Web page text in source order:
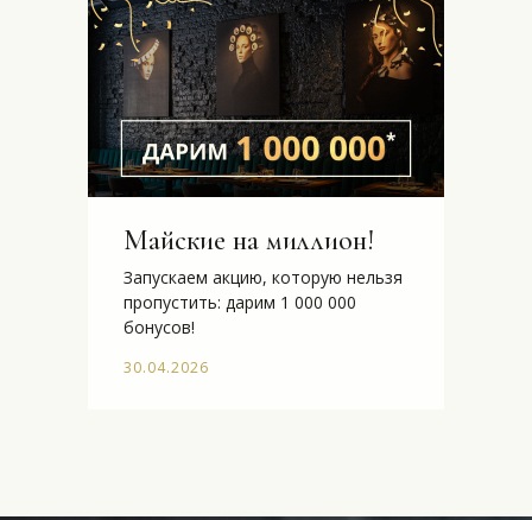
Майские на миллион!
Запускаем акцию, которую нельзя
пропустить: дарим 1 000 000
бонусов!
30.04.2026